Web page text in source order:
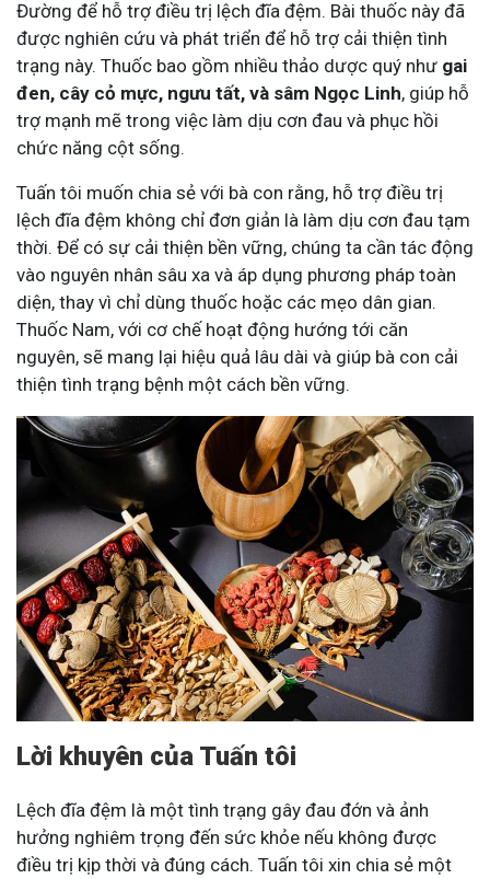
Đường để hỗ trợ điều trị lệch đĩa đệm. Bài thuốc này đã
được nghiên cứu và phát triển để hỗ trợ cải thiện tình
trạng này. Thuốc bao gồm nhiều thảo dược quý như gai
đen, cây cỏ mực, ngưu tất, và sâm Ngọc Linh, giúp hỗ
trợ mạnh mẽ trong việc làm dịu cơn đau và phục hồi
chức năng cột sống.
Tuấn tôi muốn chia sẻ với bà con rằng, hỗ trợ điều trị
lệch đĩa đệm không chỉ đơn giản là làm dịu cơn đau tạm
thời. Để có sự cải thiện bền vững, chúng ta cần tác động
vào nguyên nhân sâu xa và áp dụng phương pháp toàn
diện, thay vì chỉ dùng thuốc hoặc các mẹo dân gian.
Thuốc Nam, với cơ chế hoạt động hướng tới căn
nguyên, sẽ mang lại hiệu quả lâu dài và giúp bà con cải
thiện tình trạng bệnh một cách bền vững.
Lời khuyên của Tuấn tôi
Lệch đĩa đệm là một tình trạng gây đau đớn và ảnh
hưởng nghiêm trọng đến sức khỏe nếu không được
điều trị kịp thời và đúng cách. Tuấn tôi xin chia sẻ một